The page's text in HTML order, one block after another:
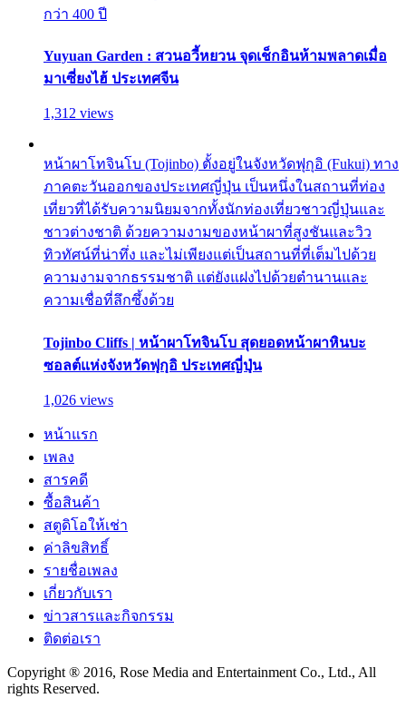
กว่า 400 ปี
Yuyuan Garden : สวนอวี้หยวน จุดเช็กอินห้ามพลาดเมื่อ
มาเซี่ยงไฮ้ ประเทศจีน
1,312 views
หน้าผาโทจินโบ (Tojinbo) ตั้งอยู่ในจังหวัดฟุกุอิ (Fukui) ทาง
ภาคตะวันออกของประเทศญี่ปุ่น เป็นหนึ่งในสถานที่ท่อง
เที่ยวที่ได้รับความนิยมจากทั้งนักท่องเที่ยวชาวญี่ปุ่นและ
ชาวต่างชาติ ด้วยความงามของหน้าผาที่สูงชันและวิว
ทิวทัศน์ที่น่าทึ่ง และไม่เพียงแต่เป็นสถานที่ที่เต็มไปด้วย
ความงามจากธรรมชาติ แต่ยังแฝงไปด้วยตำนานและ
ความเชื่อที่ลึกซึ้งด้วย
Tojinbo Cliffs | หน้าผาโทจินโบ สุดยอดหน้าผาหินบะ
ซอลต์แห่งจังหวัดฟุกุอิ ประเทศญี่ปุ่น
1,026 views
หน้าแรก
เพลง
สารคดี
ซื้อสินค้า
สตูดิโอให้เช่า
ค่าลิขสิทธิ์
รายชื่อเพลง
เกี่ยวกับเรา
ข่าวสารและกิจกรรม
ติดต่อเรา
Copyright ® 2016, Rose Media and Entertainment Co., Ltd., All
rights Reserved.